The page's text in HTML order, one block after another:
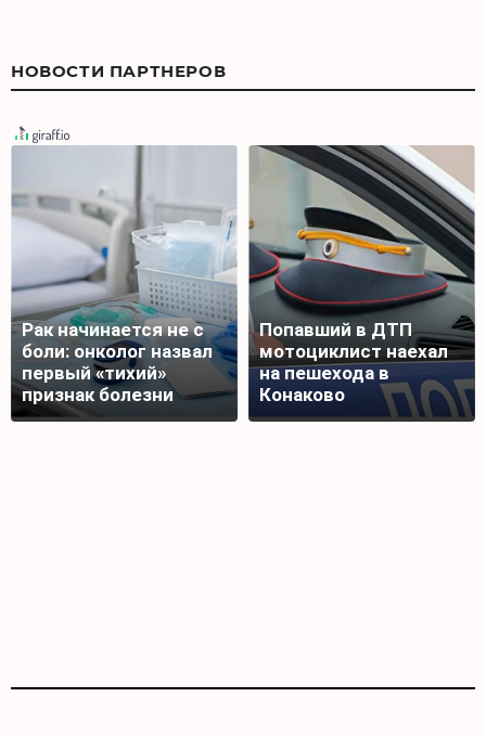
НОВОСТИ ПАРТНЕРОВ
Рак начинается не с
боли: онколог назвал
первый «тихий»
признак болезни
Попавший в ДТП
мотоциклист наехал
на пешехода в
Конаково